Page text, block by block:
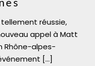
réussie,
appel à Matt
Rhône-alpes-
[…]